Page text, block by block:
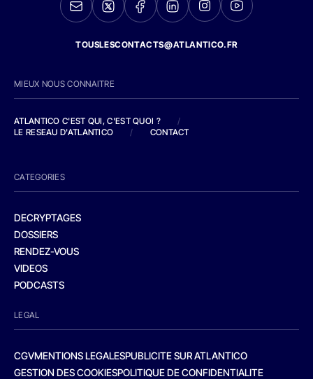
TOUSLESCONTACTS@ATLANTICO.FR
MIEUX NOUS CONNAITRE
ATLANTICO C'EST QUI, C'EST QUOI ?
/
LE RESEAU D'ATLANTICO
/ CONTACT
CATEGORIES
DECRYPTAGES
DOSSIERS
RENDEZ-VOUS
VIDEOS
PODCASTS
LEGAL
CGVMENTIONS LEGALESPUBLICITE SUR ATLANTICO
GESTION DES COOKIESPOLITIQUE DE CONFIDENTIALITE